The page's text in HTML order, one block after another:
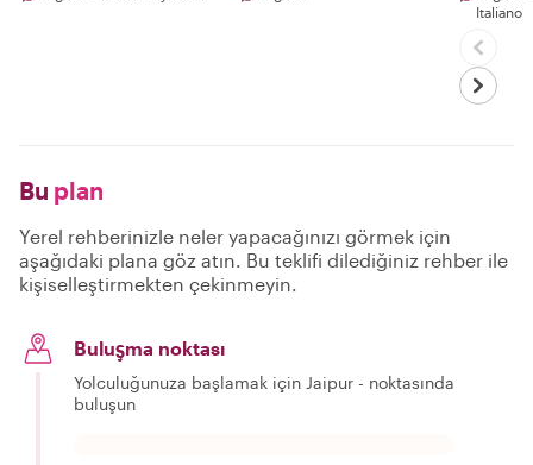
Italiano
Bu plan
Yerel rehberinizle neler yapacağınızı görmek için
aşağıdaki plana göz atın. Bu teklifi dilediğiniz rehber ile
kişiselleştirmekten çekinmeyin.
Buluşma noktası
Yolculuğunuza başlamak için Jaipur - noktasında
buluşun